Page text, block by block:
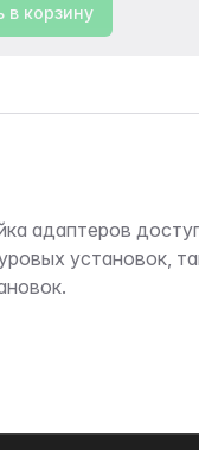
в корзину
адаптеров
установок,